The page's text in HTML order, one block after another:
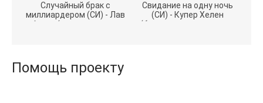
Случайный брак с
миллиардером (СИ) - Лав
Агата (полная версия
Свидание на одну ночь
(СИ) - Купер Хелен
(бесплатные серии книг
Помощь проекту